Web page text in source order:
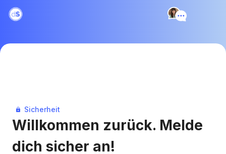
Sicherheit
Willkommen zurück. Melde
dich sicher an!